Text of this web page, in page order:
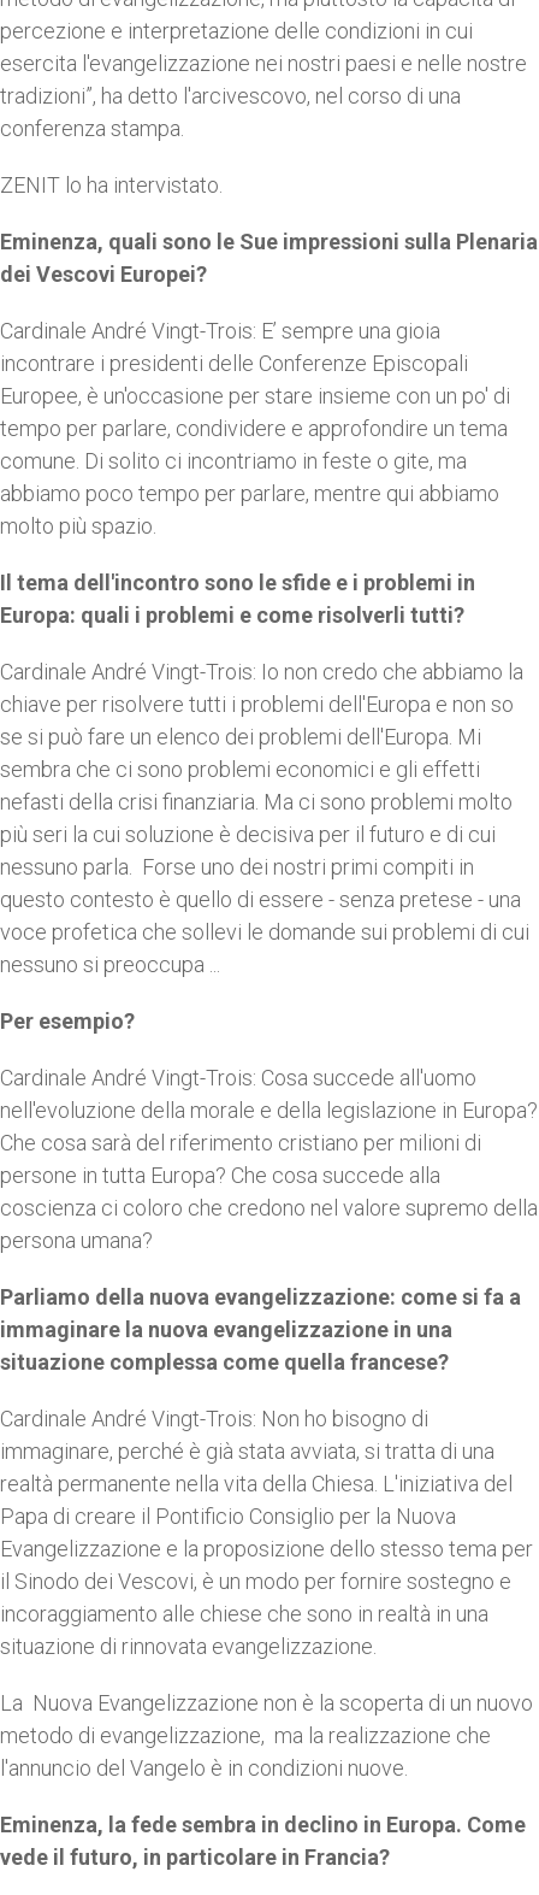
percezione e interpretazione delle condizioni in cui
esercita l'evangelizzazione nei nostri paesi e nelle nostre
tradizioni”, ha detto l'arcivescovo, nel corso di una
conferenza stampa.
ZENIT lo ha intervistato.
Eminenza, quali sono le Sue impressioni sulla Plenaria
dei Vescovi Europei?
Cardinale André Vingt-Trois: E’ sempre una gioia
incontrare i presidenti delle Conferenze Episcopali
Europee, è un'occasione per stare insieme con un po' di
tempo per parlare, condividere e approfondire un tema
comune. Di solito ci incontriamo in feste o gite, ma
abbiamo poco tempo per parlare, mentre qui abbiamo
molto più spazio.
Il tema dell'incontro sono le sfide e i problemi in
Europa: quali i problemi e come risolverli tutti?
Cardinale André Vingt-Trois: Io non credo che abbiamo la
chiave per risolvere tutti i problemi dell'Europa e non so
se si può fare un elenco dei problemi dell'Europa. Mi
sembra che ci sono problemi economici e gli effetti
nefasti della crisi finanziaria. Ma ci sono problemi molto
più seri la cui soluzione è decisiva per il futuro e di cui
nessuno parla. Forse uno dei nostri primi compiti in
questo contesto è quello di essere - senza pretese - una
voce profetica che sollevi le domande sui problemi di cui
nessuno si preoccupa ...
Per esempio?
Cardinale André Vingt-Trois: Cosa succede all'uomo
nell'evoluzione della morale e della legislazione in Europa?
Che cosa sarà del riferimento cristiano per milioni di
persone in tutta Europa? Che cosa succede alla
coscienza ci coloro che credono nel valore supremo della
persona umana?
Parliamo della nuova evangelizzazione: come si fa a
immaginare la nuova evangelizzazione in una
situazione complessa come quella francese?
Cardinale André Vingt-Trois: Non ho bisogno di
immaginare, perché è già stata avviata, si tratta di una
realtà permanente nella vita della Chiesa. L'iniziativa del
Papa di creare il Pontificio Consiglio per la Nuova
Evangelizzazione e la proposizione dello stesso tema per
il Sinodo dei Vescovi, è un modo per fornire sostegno e
incoraggiamento alle chiese che sono in realtà in una
situazione di rinnovata evangelizzazione.
La Nuova Evangelizzazione non è la scoperta di un nuovo
metodo di evangelizzazione, ma la realizzazione che
l'annuncio del Vangelo è in condizioni nuove.
Eminenza, la fede sembra in declino in Europa. Come
vede il futuro, in particolare in Francia?